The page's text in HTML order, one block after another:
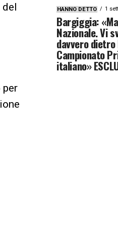
del
per
HANNO DETTO 1
Bargiggia:
Nazionale. Vi
davvero dietro
Campionato
italiano»